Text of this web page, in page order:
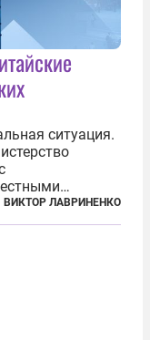
ситуация.
Чиновники
с целью
ВИКТОР ЛАВРИНЕНКО